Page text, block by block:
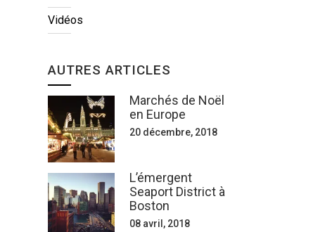
Vidéos
AUTRES ARTICLES
Marchés de Noël
en Europe
20 décembre, 2018
L’émergent
Seaport District à
Boston
08 avril, 2018